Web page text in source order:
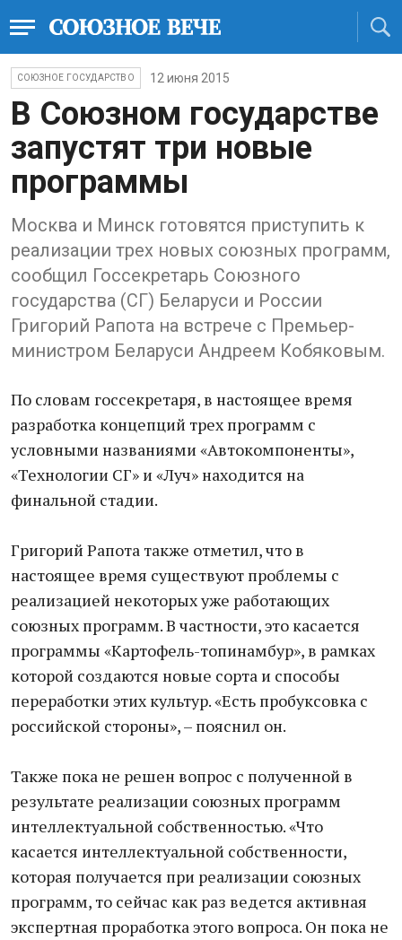
СОЮЗНОЕ ГОСУДАРСТВО 12 июня 2015
В Союзном государстве
запустят три новые
программы
Москва и Минск готовятся приступить к
реализации трех новых союзных программ,
сообщил Госсекретарь Союзного
государства (СГ) Беларуси и России
Григорий Рапота на встрече с Премьер-
министром Беларуси Андреем Кобяковым.
По словам госсекретаря, в настоящее время
разработка концепций трех программ с
условными названиями «Автокомпоненты»,
«Технологии СГ» и «Луч» находится на
финальной стадии.
Григорий Рапота также отметил, что в
настоящее время существуют проблемы с
реализацией некоторых уже работающих
союзных программ. В частности, это касается
программы «Картофель-топинамбур», в рамках
которой создаются новые сорта и способы
переработки этих культур. «Есть пробуксовка с
российской стороны», – пояснил он.
Также пока не решен вопрос с полученной в
результате реализации союзных программ
интеллектуальной собственностью. «Что
касается интеллектуальной собственности,
которая получается при реализации союзных
программ, то сейчас как раз ведется активная
экспертная проработка этого вопроса. Он пока не